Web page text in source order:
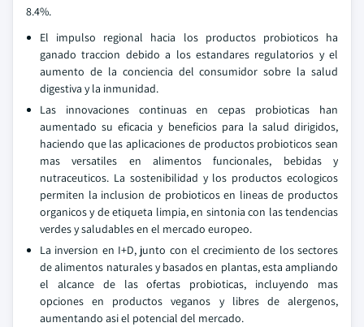
8.4%.
El impulso regional hacia los productos probioticos ha
ganado traccion debido a los estandares regulatorios y el
aumento de la conciencia del consumidor sobre la salud
digestiva y la inmunidad.
Las innovaciones continuas en cepas probioticas han
aumentado su eficacia y beneficios para la salud dirigidos,
haciendo que las aplicaciones de productos probioticos sean
mas versatiles en alimentos funcionales, bebidas y
nutraceuticos. La sostenibilidad y los productos ecologicos
permiten la inclusion de probioticos en lineas de productos
organicos y de etiqueta limpia, en sintonia con las tendencias
verdes y saludables en el mercado europeo.
La inversion en I+D, junto con el crecimiento de los sectores
de alimentos naturales y basados en plantas, esta ampliando
el alcance de las ofertas probioticas, incluyendo mas
opciones en productos veganos y libres de alergenos,
aumentando asi el potencial del mercado.